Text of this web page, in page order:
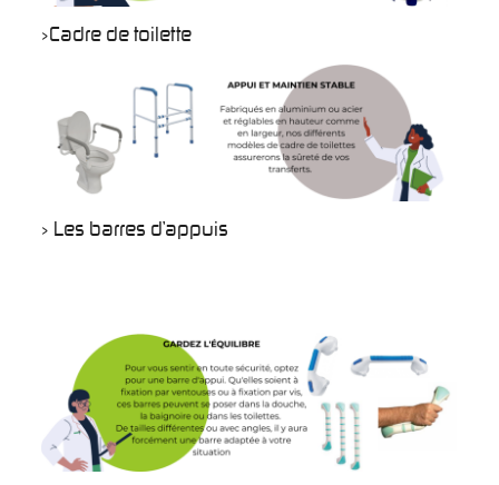
>Cadre de toilette
> Les barres d’appuis